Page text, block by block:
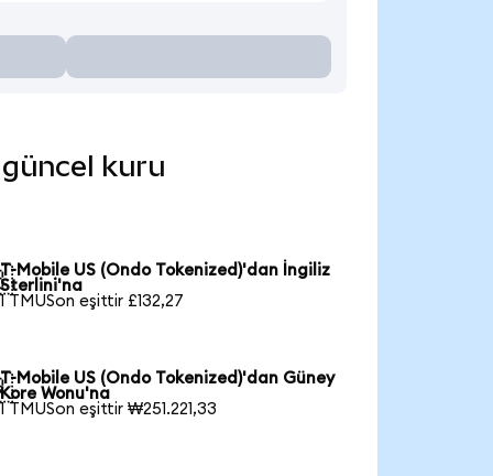
kuru
T-Mobile US (Ondo Tokenized)'dan İngiliz
Sterlini'na
1 TMUSon eşittir £132,27
T-Mobile US (Ondo Tokenized)'dan Güney
Kore Wonu'na
1 TMUSon eşittir ₩251.221,33